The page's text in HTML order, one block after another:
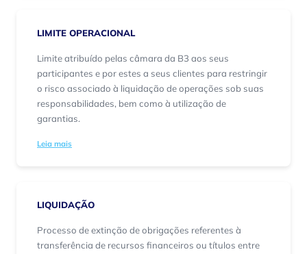
LIMITE OPERACIONAL
Limite atribuído pelas câmara da B3 aos seus
participantes e por estes a seus clientes para restringir
o risco associado à liquidação de operações sob suas
responsabilidades, bem como à utilização de
garantias.
Leia mais
LIQUIDAÇÃO
Processo de extinção de obrigações referentes à
transferência de recursos financeiros ou títulos entre